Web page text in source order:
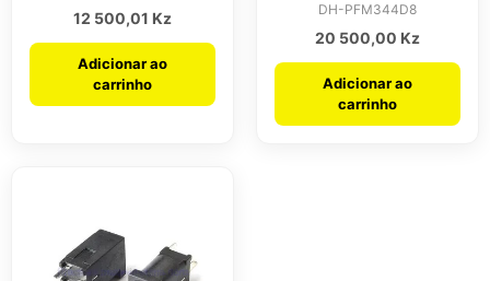
12 500,01 Kz
Adicionar ao
carrinho
DH-PFM344D8
20 500,00 Kz
Adicionar ao
carrinho